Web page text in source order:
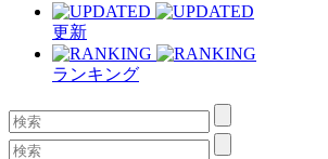
更新
ランキング